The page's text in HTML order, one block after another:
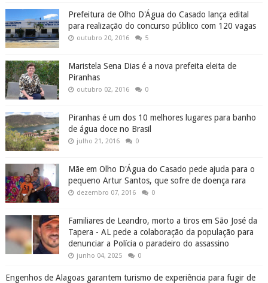
Prefeitura de Olho D'Água do Casado lança edital
para realização do concurso público com 120 vagas
outubro 20, 2016 5
Maristela Sena Dias é a nova prefeita eleita de
Piranhas
outubro 02, 2016 0
Piranhas é um dos 10 melhores lugares para banho
de água doce no Brasil
julho 21, 2016 0
Mãe em Olho D'Água do Casado pede ajuda para o
pequeno Artur Santos, que sofre de doença rara
dezembro 07, 2016 0
Familiares de Leandro, morto a tiros em São José da
Tapera - AL pede a colaboração da população para
denunciar a Polícia o paradeiro do assassino
junho 04, 2025 0
Engenhos de Alagoas garantem turismo de experiência para fugir de